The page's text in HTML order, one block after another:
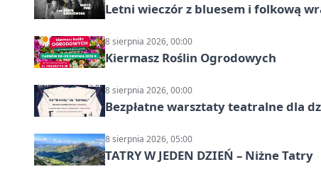
Letni wieczór z bluesem i folkową
8 sierpnia 2026, 00:00
Kiermasz Roślin Ogrodowych
8 sierpnia 2026, 00:00
Bezpłatne warsztaty teatralne dla
8 sierpnia 2026, 05:00
TATRY W JEDEN DZIEŃ – Niżne Tatry